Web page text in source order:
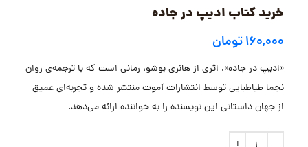
خرید کتاب ادیپ در جاده
۱۶۰,۰۰۰تومان
«ادیپ در جاده»، اثری از هانری بوشو، رمانی است که با ترجمه‌ی روان
نجما طباطبایی توسط انتشارات آموت منتشر شده و تجربه‌ای عمیق
از جهان داستانی این نویسنده را به خواننده ارائه می‌دهد.